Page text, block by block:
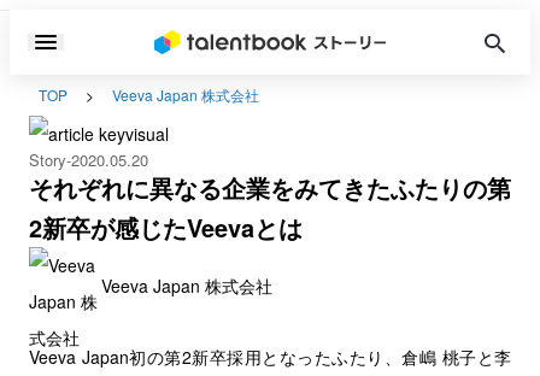
TOP Veeva Japan 株式会社
Story 2020.05.20
それぞれに異なる企業をみてきたふたりの第
2新卒が感じたVeevaとは
Veeva Japan 株式会社
Veeva Japan初の第2新卒採用となったふたり、倉嶋 桃子と李